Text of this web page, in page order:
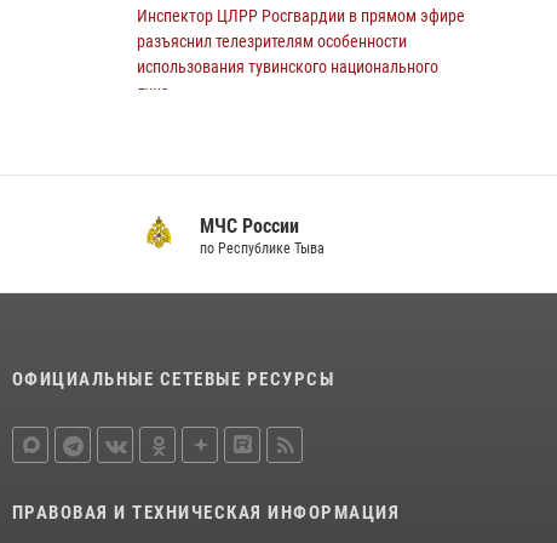
Инспектор ЦЛРР Росгвардии в прямом эфире
разъяснил телезрителям особенности
использования тувинского национального
лука
Инспекторы Росгвардии приняли участие в
тувинского праздника животноводов
Наадым-2026
Наадым-2026
В Туве бойцы ОМОН обеспечили
культуры Верховьё
МЧС России
по Республике Тыва
ОФИЦИАЛЬНЫЕ СЕТЕВЫЕ РЕСУРСЫ
ПРАВОВАЯ И ТЕХНИЧЕСКАЯ ИНФОРМАЦИЯ